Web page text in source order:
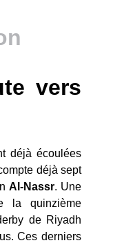
vers
déjà écoulées
déjà sept
Al-Nassr. Une
la quinzième
de Riyadh
Ces derniers